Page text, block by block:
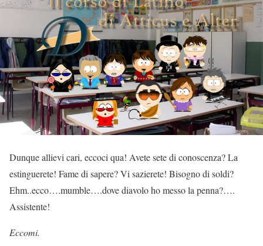
Dunque allievi cari, eccoci qua! Avete sete di conoscenza? La
estinguerete! Fame di sapere? Vi sazierete! Bisogno di soldi?
Ehm..ecco….mumble….dove diavolo ho messo la penna?….
Assistente!
Eccomi.